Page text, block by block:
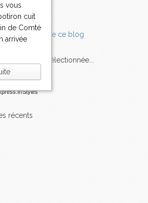
vous
cuit
de Comté
arrivée
style m'a sélectionnée...
Styles
récents